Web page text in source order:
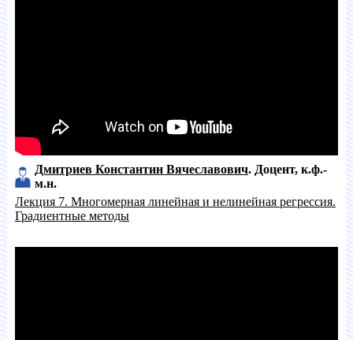
Дмитриев Константин Вячеславович Доцент к.ф.-
м.н.
Лекция 7. Многомерная линейная и нелинейная регрессия.
Градиентные методы